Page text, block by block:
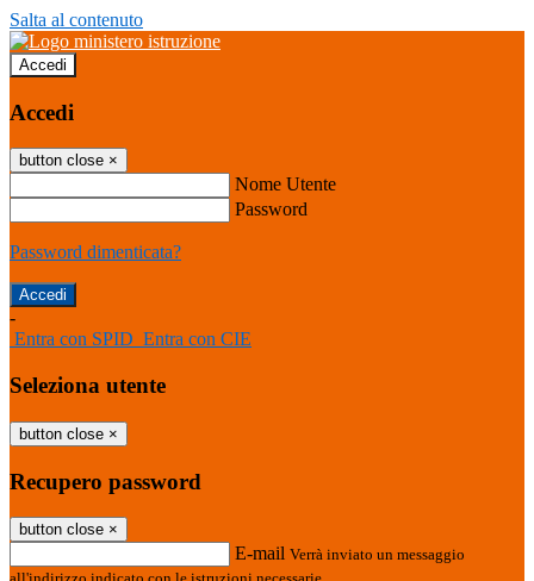
Salta al contenuto
Accedi
Accedi
button close ×
Nome Utente
Password
Password dimenticata?
-
Entra con SPID Entra con CIE
Seleziona utente
button close ×
Recupero password
button close ×
E-mail Verrà inviato un messaggio